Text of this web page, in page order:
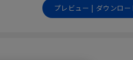
プレビュー | ダウンロー